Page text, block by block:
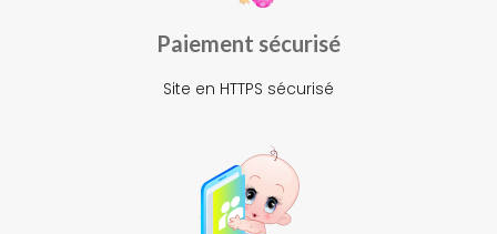
Paiement sécurisé
Site en HTTPS sécurisé